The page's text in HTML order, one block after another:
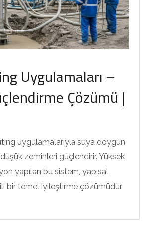
Uygulamaları –
Çözümü |
uygulamalarıyla suya doygun
zeminleri güçlendirir. Yüksek
yapılan bu sistem, yapısal
bir temel iyileştirme çözümüdür.